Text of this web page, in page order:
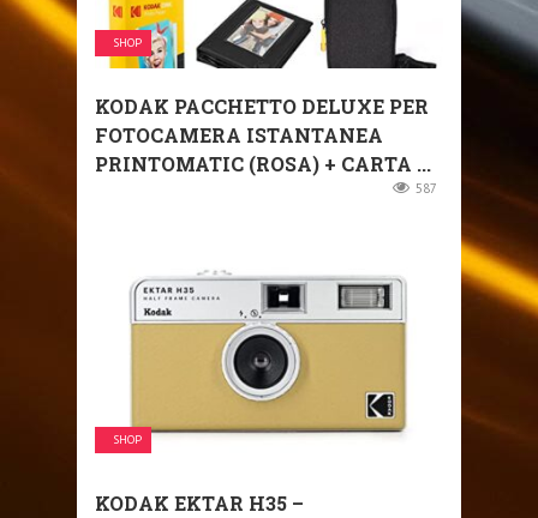
SHOP
KODAK PACCHETTO DELUXE PER
FOTOCAMERA ISTANTANEA
PRINTOMATIC (ROSA) + CARTA ...
587
SHOP
KODAK EKTAR H35 –